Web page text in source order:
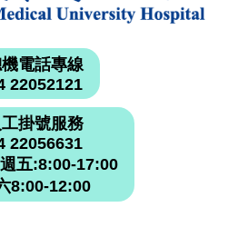
電話專線
22052121
工掛號服務
22056631
五:8:00-17:00
8:00-12:00